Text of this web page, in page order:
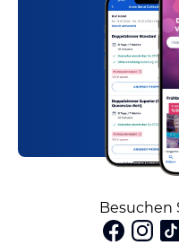
Besuchen